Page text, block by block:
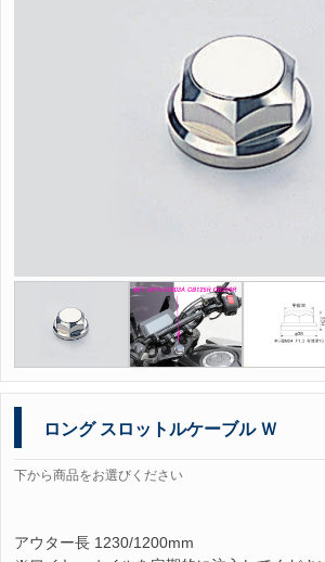
ロング スロットルケーブル Ｗ
下から商品をお選びください
アウター長 1230/1200mm